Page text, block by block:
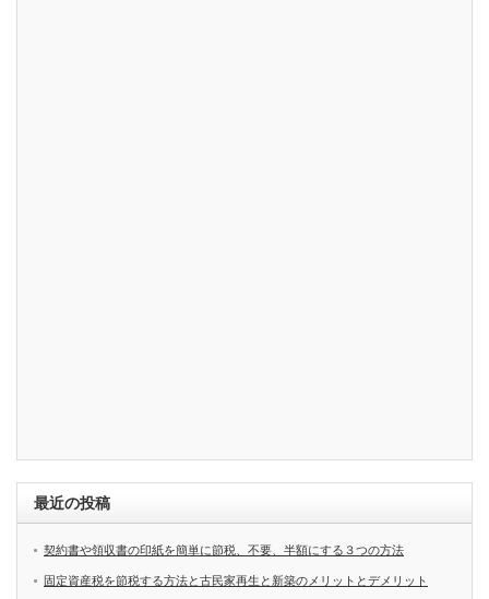
最近の投稿
契約書や領収書の印紙を簡単に節税、不要、半額にする３つの方法
固定資産税を節税する方法と古民家再生と新築のメリットとデメリット